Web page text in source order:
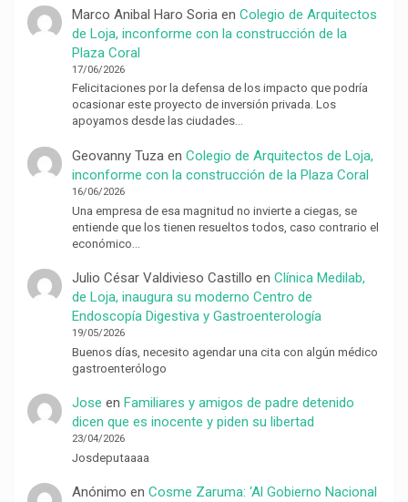
Marco Anibal Haro Soriaen Colegio de Arquitectos
de Loja, inconforme con la construcción de la
Plaza Coral
17/06/2026
Felicitaciones por la defensa de los impacto que podría
ocasionar este proyecto de inversión privada. Los
apoyamos desde las ciudades…
Geovanny Tuzaen Colegio de Arquitectos de Loja,
inconforme con la construcción de la Plaza Coral
16/06/2026
Una empresa de esa magnitud no invierte a ciegas, se
entiende que los tienen resueltos todos, caso contrario el
económico…
Julio César Valdivieso Castillo en Clínica Medilab,
de Loja, inaugura su moderno Centro de
Endoscopía Digestiva y Gastroenterología
19/05/2026
Buenos días, necesito agendar una cita con algún médico
gastroenterólogo
Jose en Familiares y amigos de padre detenido
dicen que es inocente y piden su libertad
23/04/2026
Josdeputaaaa
Anónimo en Cosme Zaruma: ‘Al Gobierno Nacional